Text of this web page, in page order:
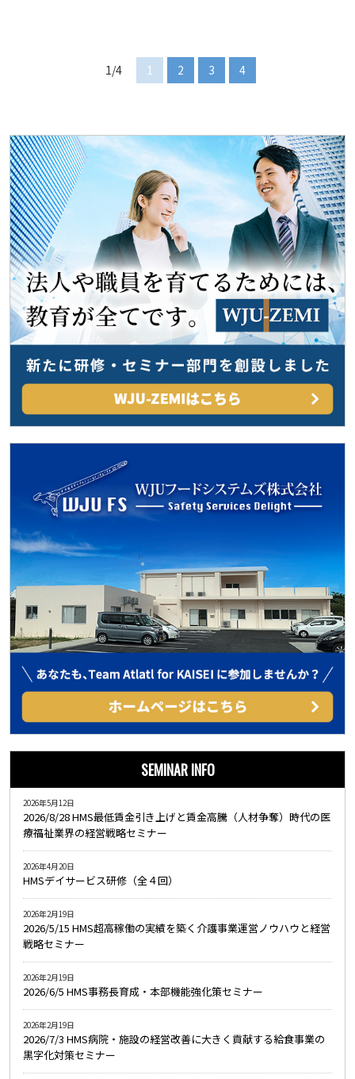
1/4 1 2 3 4
SEMINAR INFO
2026/8/28 HMS最低賃金引き上げと賃金高騰（人材争奪）時代の医
療福祉業界の経営戦略セミナー
2026年5月12日
HMSデイサービス研修（全４回）
2026年4月20日
2026/5/15 HMS超高稼働の実績を築く介護事業運営ノウハウと経営
戦略セミナー
2026年2月19日
2026/6/5 HMS事務長育成・本部機能強化策セミナー
2026年2月19日
2026/7/3 HMS病院・施設の経営改善に大きく貢献する給食事業の
黒字化対策セミナー
2026年2月19日